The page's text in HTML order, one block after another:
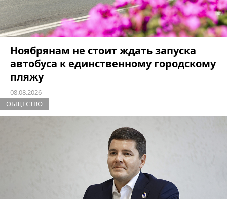
Ноябрянам не стоит ждать запуска
автобуса к единственному городскому
пляжу
08.08.2026
ОБЩЕСТВО